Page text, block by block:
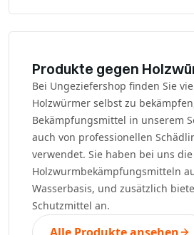
Produkte gegen
Bei Ungeziefershop finden Sie
Holzwürmer selbst zu
Bekämpfungsmittel in unserem
auch von professionellen
verwendet. Sie haben bei uns
Holzwurmbekämpfungsmitteln
Wasserbasis, und zusätzlich
Schutzmittel an.